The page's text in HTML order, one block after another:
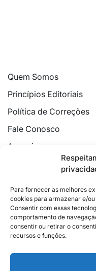
Para fornecer as melhores
cookies para armazenar e/
Consentir com essas
comportamento de
consentir ou retirar o
recursos e funções.
Quem Somos
Princípios Editoriais
Política de Correções
Fale Conosco
Anuncie
Política de Cookies
2026 © Feito com